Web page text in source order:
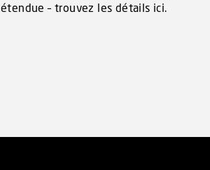
étendue – trouvez les détails ici.